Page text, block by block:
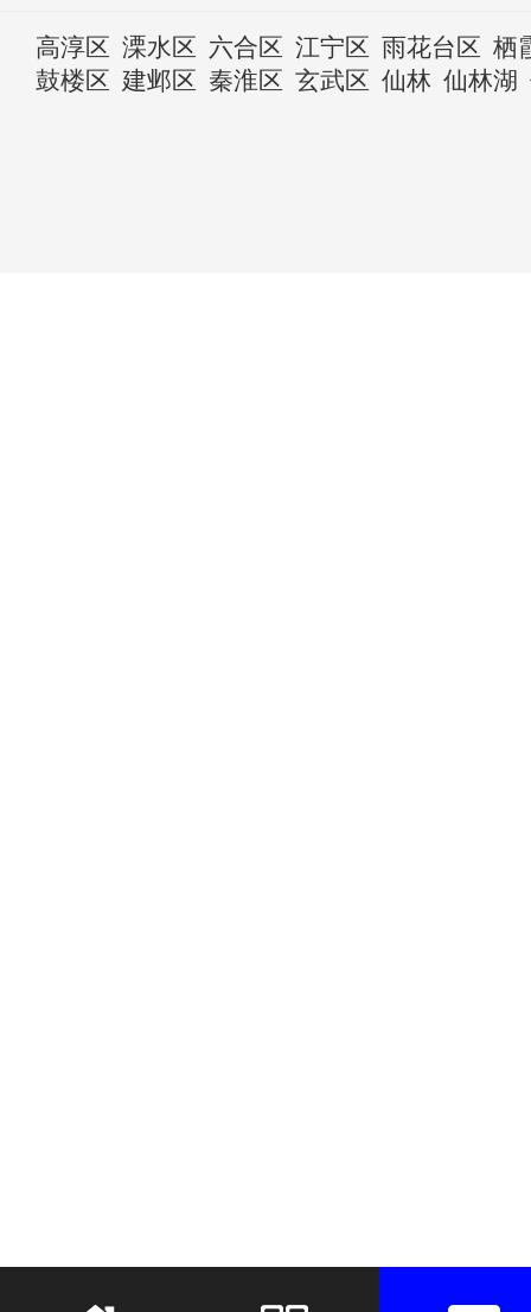
高淳区 溧水区 六合区 江宁区 雨花台区 栖
鼓楼区 建邺区 秦淮区 玄武区 仙林 仙林湖